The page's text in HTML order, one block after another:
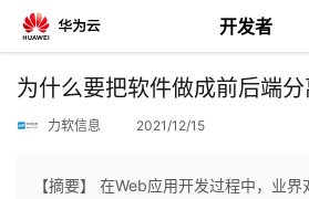
开发者
返
为什么要把软件做成前后端分
力软信息 2021/12/15
【摘要】 在Web应用开发过程中，业